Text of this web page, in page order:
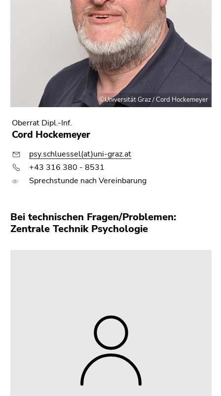
©Universität Graz / Cord Hockemeyer
Oberrat Dipl.-Inf.
Cord Hockemeyer
psy.schluessel(at)uni-graz.at
+43 316 380 - 8531
Sprechstunde nach Vereinbarung
Bei technischen Fragen/Problemen:
Zentrale Technik Psychologie